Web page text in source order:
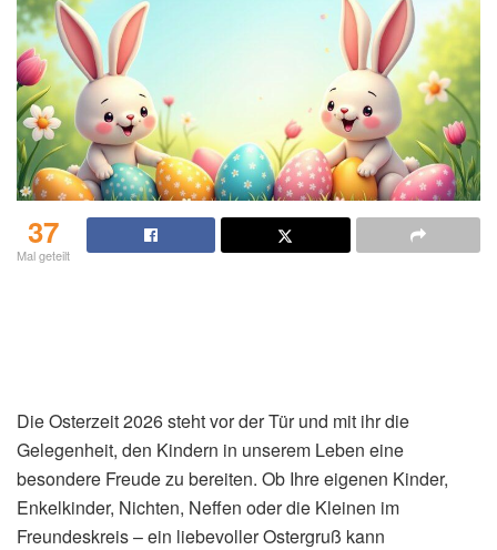
37
Mal geteilt
Die Osterzeit 2026 steht vor der Tür und mit ihr die
Gelegenheit, den Kindern in unserem Leben eine
besondere Freude zu bereiten. Ob Ihre eigenen Kinder,
Enkelkinder, Nichten, Neffen oder die Kleinen im
Freundeskreis – ein liebevoller Ostergruß kann